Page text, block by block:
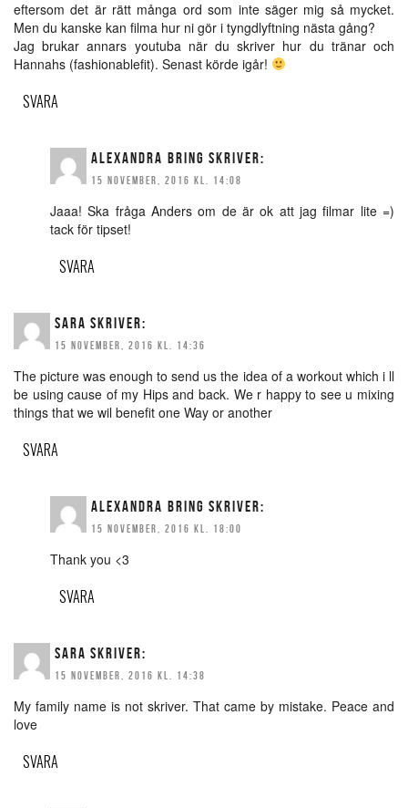
eftersom det är rätt många ord som inte säger mig så mycket.
Men du kanske kan filma hur ni gör i tyngdlyftning nästa gång?
Jag brukar annars youtuba när du skriver hur du tränar och
Hannahs (fashionablefit). Senast körde igår!
SVARA
ALEXANDRA BRING SKRIVER:
15 NOVEMBER, 2016 KL. 14:08
Jaaa! Ska fråga Anders om de är ok att jag filmar lite =)
tack för tipset!
SVARA
SARA SKRIVER:
15 NOVEMBER, 2016 KL. 14:36
The picture was enough to send us the idea of a workout which i ll
be using cause of my Hips and back. We r happy to see u mixing
things that we wil benefit one Way or another
SVARA
ALEXANDRA BRING SKRIVER:
15 NOVEMBER, 2016 KL. 18:00
Thank you <3
SVARA
SARA SKRIVER:
15 NOVEMBER, 2016 KL. 14:38
My family name is not skriver. That came by mistake. Peace and
love
SVARA